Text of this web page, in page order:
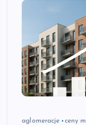
aglomeracje ceny